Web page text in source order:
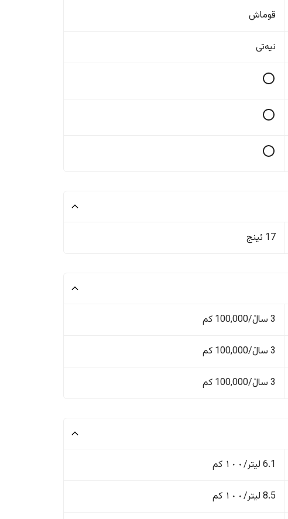
قوماش
نیەتی
17 ئینج
3 ساڵ/100,000 کم
3 ساڵ/100,000 کم
3 ساڵ/100,000 کم
6.1 لیتر/١٠٠ کم
8.5 لیتر/١٠٠ کم